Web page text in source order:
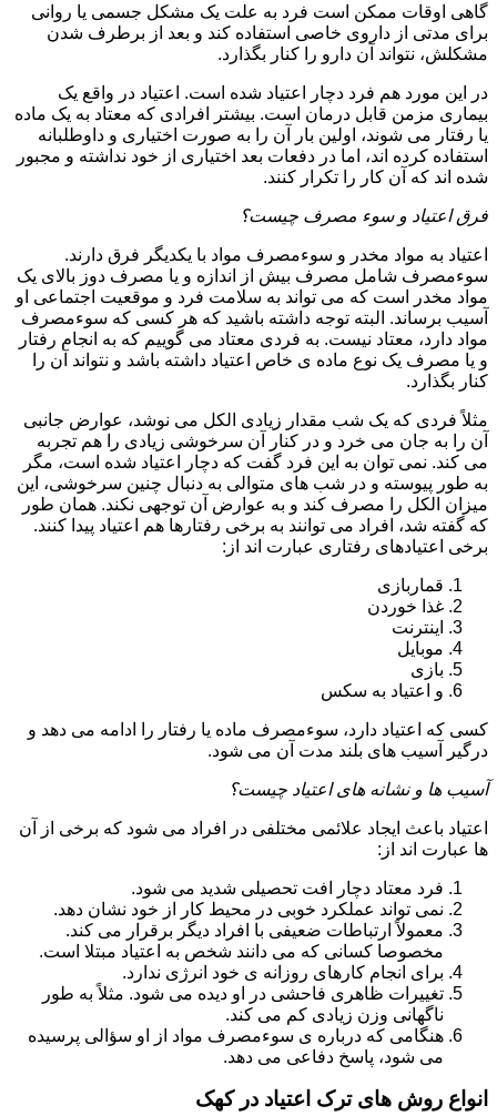
گاهی اوقات ممکن است فرد به علت یک مشکل جسمی یا روانی
برای مدتی از داروی خاصی استفاده کند و بعد از برطرف شدن
مشکلش، نتواند آن دارو را کنار بگذارد.
در این مورد هم فرد دچار اعتیاد شده است. اعتیاد در واقع یک
بیماری مزمن قابل درمان است. بیشتر افرادی که معتاد به یک ماده
یا رفتار می شوند، اولین بار آن را به صورت اختیاری و داوطلبانه
استفاده کرده اند، اما در دفعات بعد اختیاری از خود نداشته و مجبور
شده اند که آن کار را تکرار کنند.
فرق اعتیاد و سوء مصرف چیست؟
اعتیاد به مواد مخدر و سوءمصرف مواد با یکدیگر فرق دارند.
سوءمصرف شامل مصرف بیش از اندازه و یا مصرف دوز بالای یک
مواد مخدر است که می تواند به سلامت فرد و موقعیت اجتماعی او
آسیب برساند. البته توجه داشته باشید که هر کسی که سوءمصرف
مواد دارد، معتاد نیست. به فردی معتاد می گوییم که به انجام رفتار
و یا مصرف یک نوع ماده ی خاص اعتیاد داشته باشد و نتواند آن را
کنار بگذارد.
مثلاً فردی که یک شب مقدار زیادی الکل می نوشد، عوارض جانبی
آن را به جان می خرد و در کنار آن سرخوشی زیادی را هم تجربه
می کند. نمی توان به این فرد گفت که دچار اعتیاد شده است، مگر
به طور پیوسته و در شب های متوالی به دنبال چنین سرخوشی، این
میزان الکل را مصرف کند و به عوارض آن توجهی نکند. همان طور
که گفته شد، افراد می توانند به برخی رفتارها هم اعتیاد پیدا کنند.
برخی اعتیادهای رفتاری عبارت اند از:
قماربازی
غذا خوردن
اینترنت
موبایل
بازی
و اعتیاد به سکس
کسی که اعتیاد دارد، سوءمصرف ماده یا رفتار را ادامه می دهد و
درگیر آسیب های بلند مدت آن می شود.
آسیب ها و نشانه های اعتیاد چیست؟
اعتیاد باعث ایجاد علائمی مختلفی در افراد می شود که برخی از آن
ها عبارت اند از:
فرد معتاد دچار افت تحصیلی شدید می شود.
نمی تواند عملکرد خوبی در محیط کار از خود نشان دهد.
معمولاً ارتباطات ضعیفی با افراد دیگر برقرار می کند.
مخصوصا کسانی که می دانند شخص به اعتیاد مبتلا است.
برای انجام کارهای روزانه ی خود انرژی ندارد.
تغییرات ظاهری فاحشی در او دیده می شود. مثلاً به طور
ناگهانی وزن زیادی کم می کند.
هنگامی که درباره ی سوءمصرف مواد از او سؤالی پرسیده
می شود، پاسخ دفاعی می دهد.
انواع روش های ترک اعتیاد در کهک